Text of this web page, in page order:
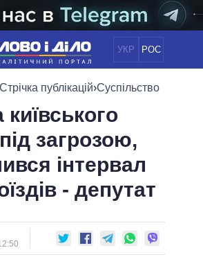
УКР РОС
НОВИНИ
ПОЛІТИКА
ЕКОНОМІКА
СУСПІЛЬСТВО
ОБIЦЯНКИ
ПОЛIТИКИ
І ОФІС
РАДА
ІНФОГРАФІКА
ПІДТРИМАТИ
Стрічка публікацій›Суспільство
київського
загрозою,
інтервал
- депутат